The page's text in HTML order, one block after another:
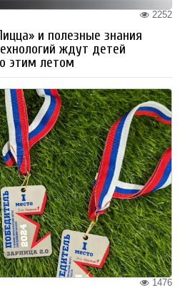
2252
и полезные знания
ждут детей
этим летом
1476